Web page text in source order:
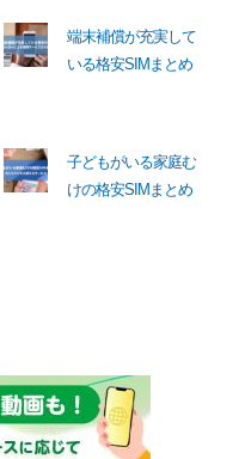
端末補償が充実して
いる格安SIMまとめ
子どもがいる家庭む
けの格安SIMまとめ